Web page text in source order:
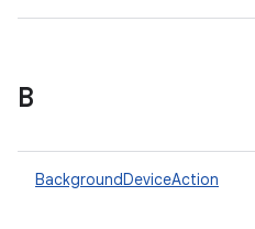
B
BackgroundDeviceAction